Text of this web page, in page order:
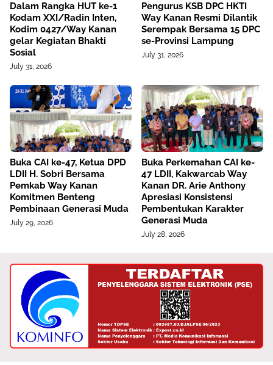
Dalam Rangka HUT ke-1
Kodam XXI/Radin Inten,
Kodim 0427/Way Kanan
gelar Kegiatan Bhakti
Sosial
July 31, 2026
Pengurus KSB DPC HKTI
Way Kanan Resmi Dilantik
Serempak Bersama 15 DPC
se-Provinsi Lampung
July 31, 2026
Buka CAI ke-47, Ketua DPD
LDII H. Sobri Bersama
Pemkab Way Kanan
Komitmen Benteng
Pembinaan Generasi Muda
July 29, 2026
Buka Perkemahan CAI ke-
47 LDII, Kakwarcab Way
Kanan DR. Arie Anthony
Apresiasi Konsistensi
Pembentukan Karakter
Generasi Muda
July 28, 2026